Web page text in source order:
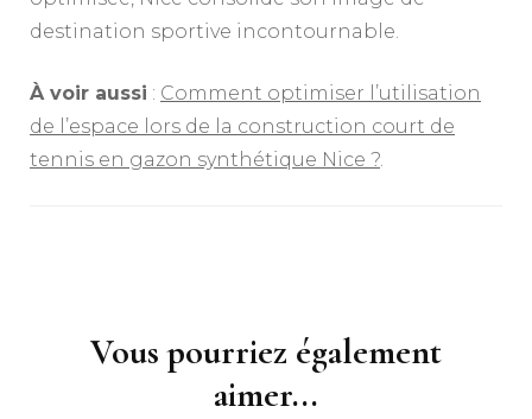
destination sportive incontournable.
À voir aussi : Comment optimiser l’utilisation
de l’espace lors de la construction court de
tennis en gazon synthétique Nice ?.
Vous pourriez également
aimer...